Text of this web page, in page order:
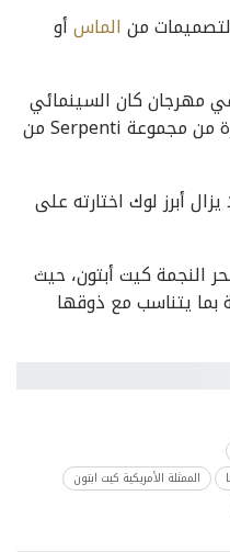
من الماسأو
مهرجان كان السينمائي
عام 2019 على المجوهرات الفاخرة من مجموعة Serpenti من
أبرز لوك اختارته على
النجمة كيت أبتون، حيث
بما يتناسب مع ذوقها
الممثلة الأمريكية كيت ابتون